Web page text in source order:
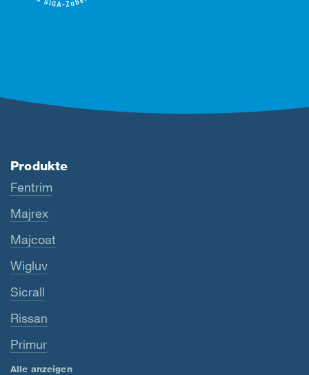
Produkte
Fentrim
Majrex
Majcoat
Wigluv
Sicrall
Rissan
Primur
Alle anzeigen